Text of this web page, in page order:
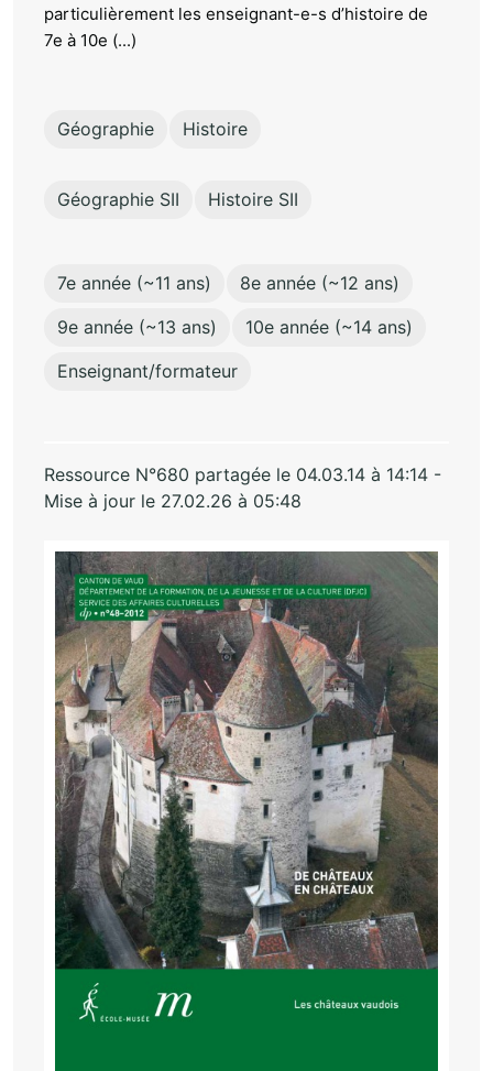
particulièrement les enseignant-e-s d’histoire de
7e à 10e (...)
Géographie Histoire
Géographie SII Histoire SII
7e année (~11 ans)
8e année (~12 ans)
9e année (~13 ans)
10e année (~14 ans)
Enseignant/formateur
Ressource N°680 partagée le 04.03.14 à 14:14 -
Mise à jour le 27.02.26 à 05:48